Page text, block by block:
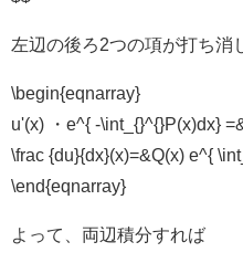
左辺の後ろ2つの項が打ち消
\begin{eqnarray}
u'(x) ・e^{ -\int_{}^{}P(x)dx}
\frac {du}{dx}(x)=&Q(x) e^{
\end{eqnarray}
よって、両辺積分すれば